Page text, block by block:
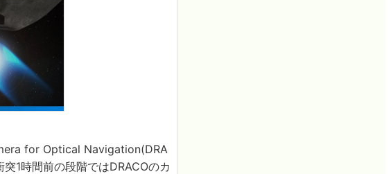
for Optical Navigation(DRA
1時間前の段階ではDRACOのカ